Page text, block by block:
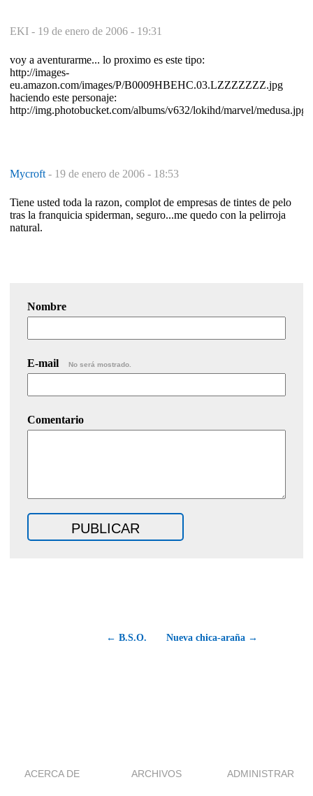
EKI - 19 de enero de 2006 - 19:31
voy a aventurarme... lo proximo es este tipo:
http://images-
eu.amazon.com/images/P/B0009HBEHC.03.LZZZZZZZ.jpg
haciendo este personaje:
http://img.photobucket.com/albums/v632/lokihd/marvel/medusa.jpg
Mycroft - 19 de enero de 2006 - 18:53
Tiene usted toda la razon, complot de empresas de tintes de pelo
tras la franquicia spiderman, seguro...me quedo con la pelirroja
natural.
Nombre
E-mail No será mostrado.
Comentario
← B.S.O. Nueva chica-araña →
ACERCA DE ARCHIVOS ADMINISTRAR